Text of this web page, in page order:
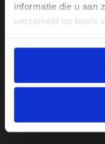
informatie die u aan
verzameld op basis
Ma t/
BTW